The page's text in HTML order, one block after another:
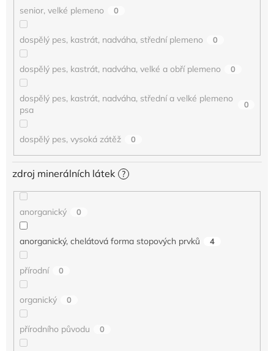
senior, velké plemeno 0
dospělý pes, kastrát, nadváha, střední plemeno 0
dospělý pes, kastrát, nadváha, velké a obří plemeno 0
dospělý pes, kastrát, nadváha, střední a velké plemeno
psa
0
dospělý pes, vysoká zátěž 0
zdroj minerálních látek ?
anorganický 0
anorganický, chelátová forma stopových prvků 4
přírodní 0
organický 0
přírodního původu 0